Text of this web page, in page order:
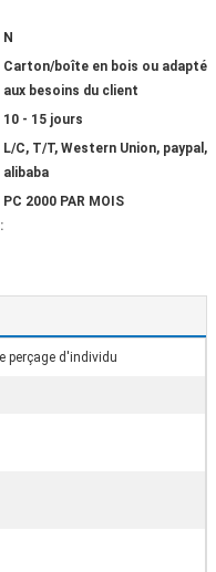
N
Carton/boîte en bois ou adapté
aux besoins du client
10 - 15 jours
L/C, T/T, Western Union, paypal,
alibaba
PC 2000 PAR MOIS
perçage d'individu